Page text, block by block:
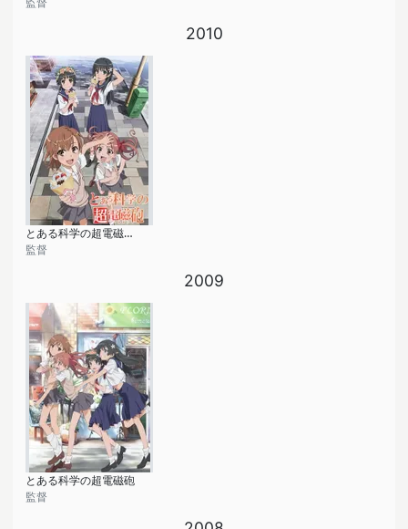
2010
とある科学の超電磁砲 OVA
監督
2009
とある科学の超電磁砲
監督